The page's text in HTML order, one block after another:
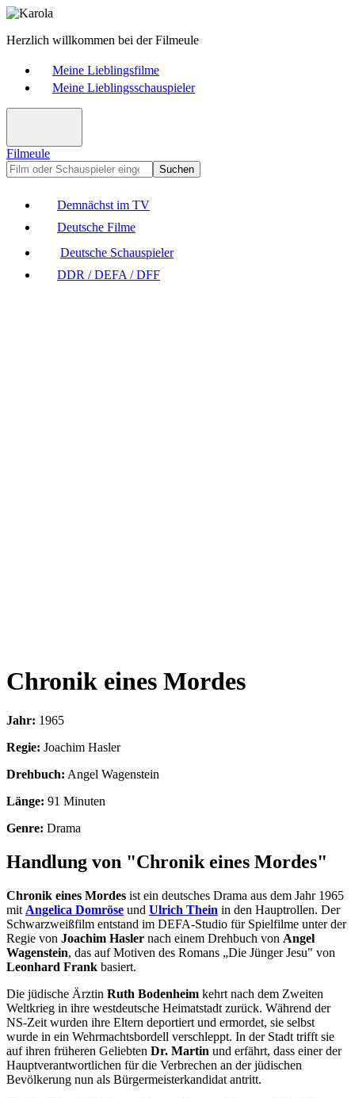
Herzlich willkommen bei der Filmeule
Meine Lieblingsfilme
Meine Lieblingsschauspieler
Filmeule
Suchen
Demnächst im TV
Deutsche Filme
Deutsche Schauspieler
DDR / DEFA / DFF
Chronik eines Mordes
Jahr: 1965
Regie: Joachim Hasler
Drehbuch: Angel Wagenstein
Länge: 91 Minuten
Genre: Drama
Handlung von "Chronik eines Mordes"
Chronik eines Mordes ist ein deutsches Drama aus dem Jahr 1965
mit Angelica Domröse und Ulrich Thein in den Hauptrollen. Der
Schwarzweißfilm entstand im DEFA-Studio für Spielfilme unter der
Regie von Joachim Hasler nach einem Drehbuch von Angel
Wagenstein, das auf Motiven des Romans „Die Jünger Jesu" von
Leonhard Frank basiert.
Die jüdische Ärztin Ruth Bodenheim kehrt nach dem Zweiten
Weltkrieg in ihre westdeutsche Heimatstadt zurück. Während der
NS-Zeit wurden ihre Eltern deportiert und ermordet, sie selbst
wurde in ein Wehrmachtsbordell verschleppt. In der Stadt trifft sie
auf ihren früheren Geliebten Dr. Martin und erfährt, dass einer der
Hauptverantwortlichen für die Verbrechen an der jüdischen
Bevölkerung nun als Bürgermeisterkandidat antritt.